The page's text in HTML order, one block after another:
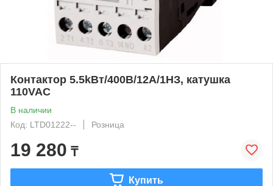
Контактор 5.5kBт/400В/12А/1НЗ, катушка
110VAC
В наличии
Код: LTD01222--
Розница
19 280 ₸
Купить